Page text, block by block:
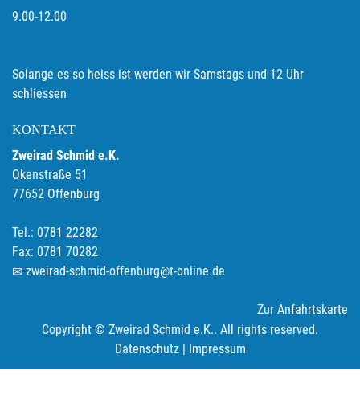
9.00-12.00
Solange es so heiss ist werden wir Samstags und 12 Uhr
schliessen
KONTAKT
Zweirad Schmid e.K.
Okenstraße 51
77652 Offenburg
Tel.: 0781 22282
Fax: 0781 70282
zweirad-schmid-offenburg@t-online.de
Zur Anfahrtskarte
Copyright © Zweirad Schmid e.K.. All rights reserved.
Datenschutz| Impressum